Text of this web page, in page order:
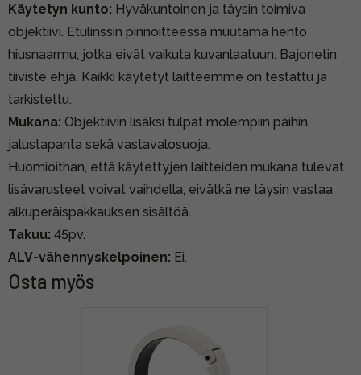
Käytetyn kunto: Hyväkuntoinen ja täysin toimiva
objektiivi. Etulinssin pinnoitteessa muutama hento
hiusnaarmu, jotka eivät vaikuta kuvanlaatuun. Bajonetin
tiiviste ehjä. Kaikki käytetyt laitteemme on testattu ja
tarkistettu.
Mukana: Objektiivin lisäksi tulpat molempiin päihin,
jalustapanta sekä vastavalosuoja.
Huomioithan, että käytettyjen laitteiden mukana tulevat
lisävarusteet voivat vaihdella, eivätkä ne täysin vastaa
alkuperäispakkauksen sisältöä.
Takuu: 45pv.
ALV-vähennyskelpoinen: Ei.
Osta myös